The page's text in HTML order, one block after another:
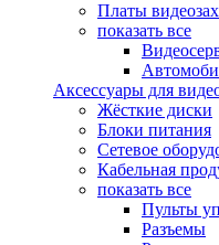
Платы
показать все
Аксессуары для
Жёсткие диски
Блоки питания
Сетевое
Кабельная
показать все
Пульты
Разъемы